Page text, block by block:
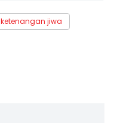
ketenangan jiwa